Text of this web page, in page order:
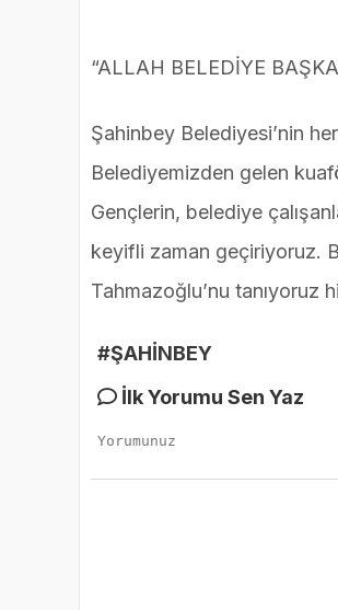
“ALLAH BELEDİYE
Şahinbey Belediyesi’nin
Belediyemizden gelen
Gençlerin, belediye
keyifli zaman geçiriyoruz.
Tahmazoğlu’nu tanıyoruz
#ŞAHİNBEY
İlk Yorumu Sen Yaz